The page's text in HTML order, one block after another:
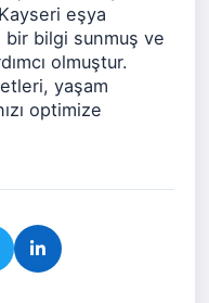
eşya
bir bilgi sunmuş ve
olmuştur.
yaşam
optimize